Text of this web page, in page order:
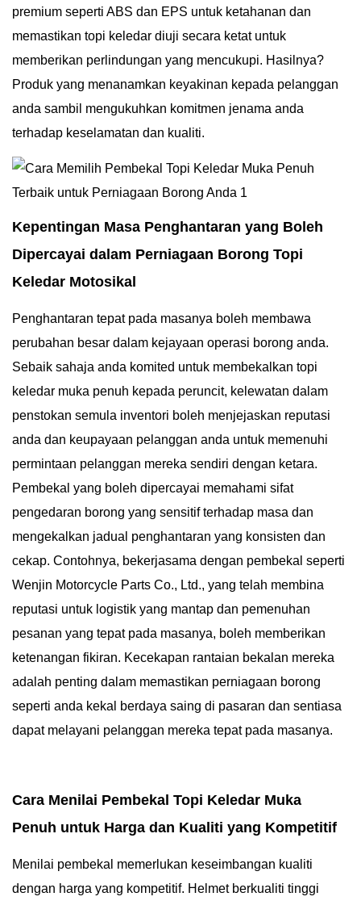
premium seperti ABS dan EPS untuk ketahanan dan
memastikan topi keledar diuji secara ketat untuk
memberikan perlindungan yang mencukupi. Hasilnya?
Produk yang menanamkan keyakinan kepada pelanggan
anda sambil mengukuhkan komitmen jenama anda
terhadap keselamatan dan kualiti.
Kepentingan Masa Penghantaran yang Boleh
Dipercayai dalam Perniagaan Borong Topi
Keledar Motosikal
Penghantaran tepat pada masanya boleh membawa
perubahan besar dalam kejayaan operasi borong anda.
Sebaik sahaja anda komited untuk membekalkan topi
keledar muka penuh kepada peruncit, kelewatan dalam
penstokan semula inventori boleh menjejaskan reputasi
anda dan keupayaan pelanggan anda untuk memenuhi
permintaan pelanggan mereka sendiri dengan ketara.
Pembekal yang boleh dipercayai memahami sifat
pengedaran borong yang sensitif terhadap masa dan
mengekalkan jadual penghantaran yang konsisten dan
cekap. Contohnya, bekerjasama dengan pembekal seperti
Wenjin Motorcycle Parts Co., Ltd., yang telah membina
reputasi untuk logistik yang mantap dan pemenuhan
pesanan yang tepat pada masanya, boleh memberikan
ketenangan fikiran. Kecekapan rantaian bekalan mereka
adalah penting dalam memastikan perniagaan borong
seperti anda kekal berdaya saing di pasaran dan sentiasa
dapat melayani pelanggan mereka tepat pada masanya.
Cara Menilai Pembekal Topi Keledar Muka
Penuh untuk Harga dan Kualiti yang Kompetitif
Menilai pembekal memerlukan keseimbangan kualiti
dengan harga yang kompetitif. Helmet berkualiti tinggi